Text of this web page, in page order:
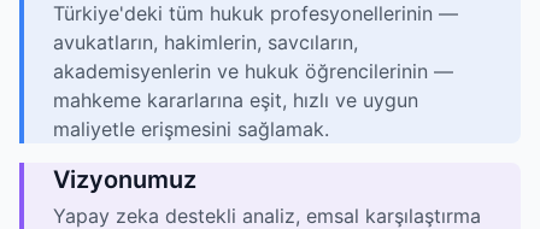
Türkiye'deki tüm hukuk profesyonellerinin —
avukatların, hakimlerin, savcıların,
akademisyenlerin ve hukuk öğrencilerinin —
mahkeme kararlarına eşit, hızlı ve uygun
maliyetle erişmesini sağlamak.
Vizyonumuz
Yapay zeka destekli analiz, emsal karşılaştırma